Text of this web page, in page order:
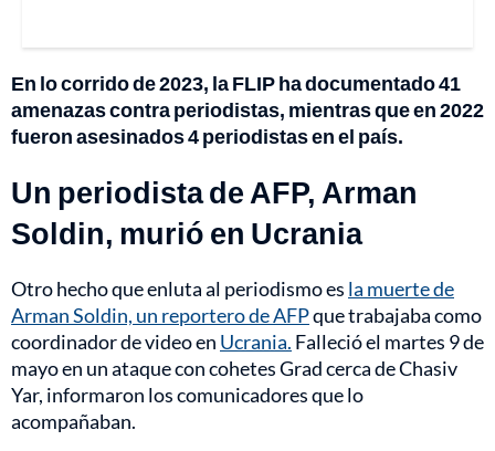
En lo corrido de 2023, la FLIP ha documentado 41
amenazas contra periodistas, mientras que en 2022
fueron asesinados 4 periodistas en el país.
Un periodista de AFP, Arman
Soldin, murió en Ucrania
Otro hecho que enluta al periodismo es la muerte de
Arman Soldin, un reportero de AFPque trabajaba como
coordinador de video en Ucrania. Falleció el martes 9 de
mayo en un ataque con cohetes Grad cerca de Chasiv
Yar, informaron los comunicadores que lo
acompañaban.